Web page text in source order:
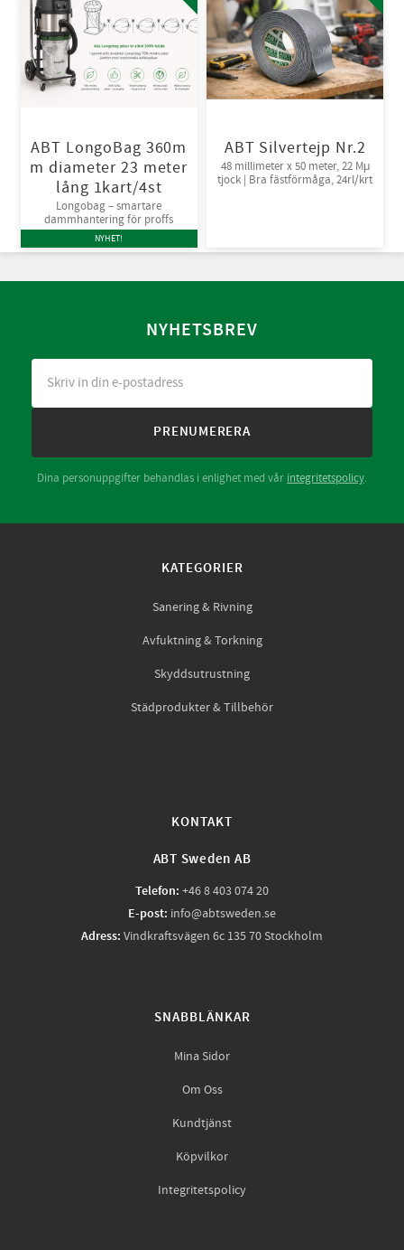
ABT LongoBag 360m
m diameter 23 meter
lång 1kart/4st
Longobag – smartare
dammhantering för proffs
NYHET!
ABT Silvertejp Nr.2
48 millimeter x 50 meter, 22 Mμ
tjock | Bra fästförmåga, 24rl/krt
NYHETSBREV
PRENUMERERA
Dina personuppgifter behandlas i enlighet med vår integritetspolicy.
KATEGORIER
Sanering & Rivning
Avfuktning & Torkning
Skyddsutrustning
Städprodukter & Tillbehör
KONTAKT
ABT Sweden AB
Telefon: +46 8 403 074 20
E-post: info@abtsweden.se
Adress: Vindkraftsvägen 6c 135 70 Stockholm
SNABBLÄNKAR
Mina Sidor
Om Oss
Kundtjänst
Köpvilkor
Integritetspolicy